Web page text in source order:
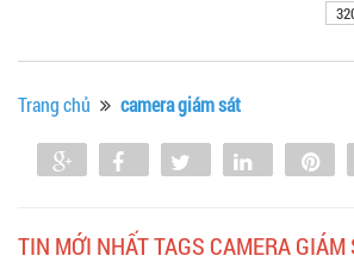
Trang chủ camera giám sát
Share Share Tweet Share
TIN MỚI NHẤT TAGS CAMERA GIÁM